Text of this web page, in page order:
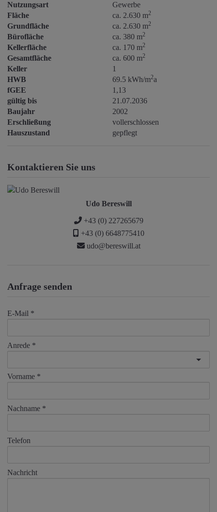
Nutzungsart
Gewerbe
Fläche
ca. 2.630 m2
Grundfläche ca. 2.630 m2
Bürofläche ca. 380 m2
Kellerfläche ca. 170 m2
Gesamtfläche ca. 600 m2
Keller
1
HWB
69.5 kWh/m2a
fGEE
1,13
gültig bis
21.07.2036
Baujahr
2002
Erschließung
vollerschlossen
Hauszustand
gepflegt
Kontaktieren Sie uns
Udo Bereswill
+43 (0) 227265679
+43 (0) 6648775410
udo@bereswill.at
Anfrage senden
E-Mail
Anrede
Vorname
Nachname
Telefon
Nachricht